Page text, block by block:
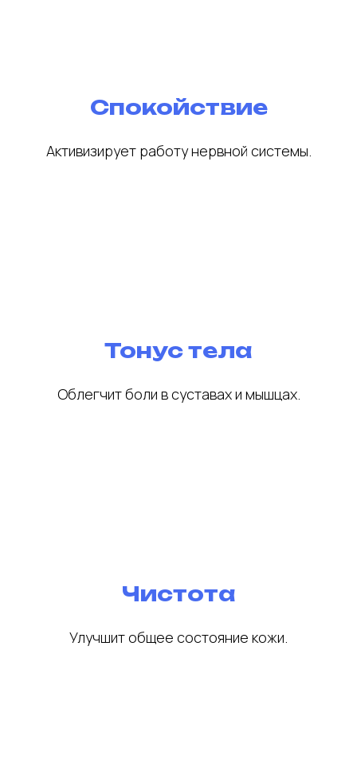
Спокойствие
Активизирует работу нервной системы.
Тонус тела
Облегчит боли в суставах и мышцах.
Чистота
Улучшит общее состояние кожи.